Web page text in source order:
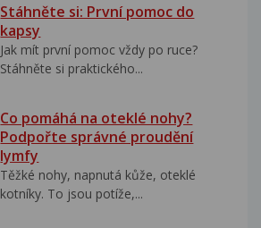
Stáhněte si: První pomoc do
kapsy
Jak mít první pomoc vždy po ruce?
Stáhněte si praktického...
Co pomáhá na oteklé nohy?
Podpořte správné proudění
lymfy
Těžké nohy, napnutá kůže, oteklé
kotníky. To jsou potíže,...